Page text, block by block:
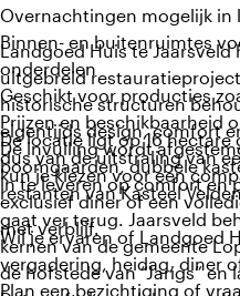
Overnachtingen mogelijk in
Binnen- en buitenruimtes
onderdelen
Geschikt voor producties
Prijzen en beschikbaarheid
De invulling wordt
kun je kiezen voor een
exclusief diner of een
met verblijf.
Landgoed Huis te Jaarsveld
uitgebreid
historische structuren
eigentijds design, comfort
dus van de uitstraling van
in te leveren op comfort en
De locatie ligt op 16
boomgaarden, dubbele
restanten van Kasteel
gaat ver terug. Jaarsveld
kernen van de gemeente
de hofstede van “Jarigs” en
Wil je ervaren of Landgoed
vergadering, heidag, diner
Plan een bezichtiging of